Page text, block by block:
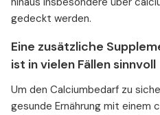
gedeckt werden.
Eine zusätzliche
ist in vielen Fällen sinnvoll
Um den Calciumbedarf zu
gesunde Ernährung mit einem